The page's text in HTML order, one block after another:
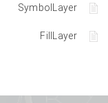
SymbolLayer
FillLayer